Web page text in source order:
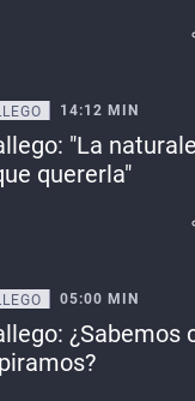
14:12 MIN
"La
quererla"
05:00 MIN
¿Sabemos